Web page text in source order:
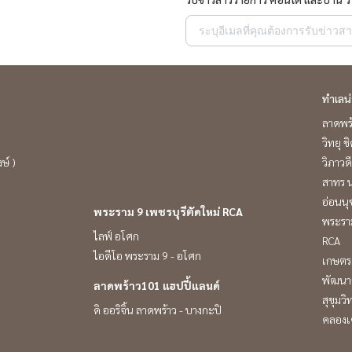
)
พระราม 9 เพชรบุรีตัดใหม่ RCA
ไลฟ์ อโศก
ไอดีโอ พระราม 9 - อโศก
ลาดพร้าว101 แฮปปี้แลนด์
ดิ ออริจิ้น ลาดพร้าว - บางกะปิ
ทำเล
ลาดพ
วิทยุ
วิภาว
สาทร
อ่อนนุ
พระร
RCA
เกษต
พัฒนา
สุขุมวิ
คลอง